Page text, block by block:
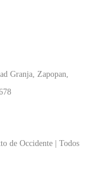
Granja, Zapopan,
de Occidente | Todos